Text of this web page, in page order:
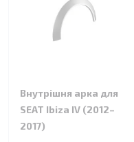
Внутрішня арка для
SEAT Ibiza IV (2012–
2017)